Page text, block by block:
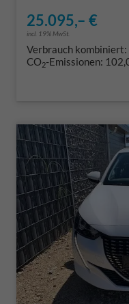
25.095,– €
incl. 19% MwSt.
Verbrauch kombiniert:
CO2-Emissionen: